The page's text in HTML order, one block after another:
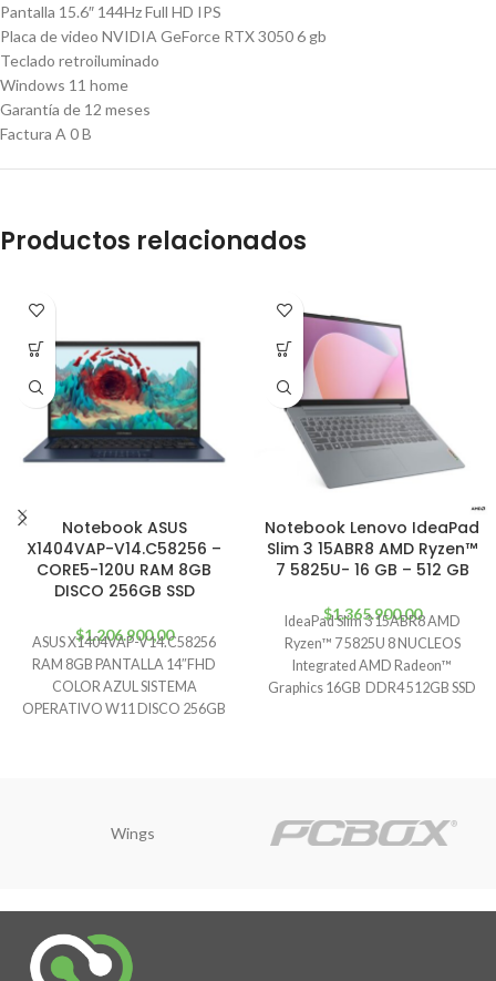
Pantalla 15.6″ 144Hz Full HD IPS
Placa de video NVIDIA GeForce RTX 3050 6 gb
Teclado retroiluminado
Windows 11 home
Garantía de 12 meses
Factura A 0 B
Productos relacionados
Notebook ASUS
X1404VAP-V14.C58256 –
CORE5-120U RAM 8GB
DISCO 256GB SSD
$1.206.900,00
ASUS X1404VAP-V14.C58256
RAM 8GB PANTALLA 14″FHD
COLOR AZUL SISTEMA
OPERATIVO W11 DISCO 256GB
Notebook Lenovo IdeaPad
Slim 3 15ABR8 AMD Ryzen™
7 5825U- 16 GB – 512 GB
$1.365.900,00
IdeaPad Slim 3 15ABR8 AMD
Ryzen™ 7 5825U 8 NUCLEOS
Integrated AMD Radeon™
Graphics 16GB DDR4 512GB SSD
Wings